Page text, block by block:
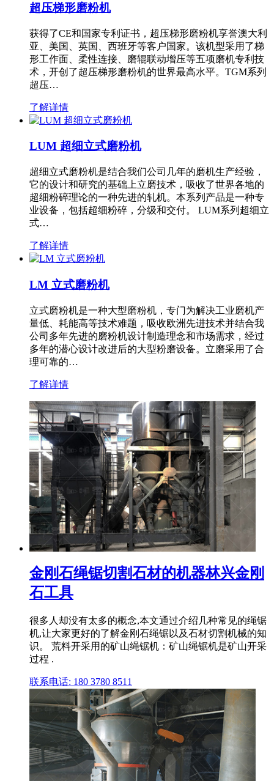
超压梯形磨粉机
获得了CE和国家专利证书，超压梯形磨粉机享誉澳大利
亚、美国、英国、西班牙等客户国家。该机型采用了梯
形工作面、柔性连接、磨辊联动增压等五项磨机专利技
术，开创了超压梯形磨粉机的世界最高水平。TGM系列
超压…
了解详情
LUM 超细立式磨粉机
超细立式磨粉机是结合我们公司几年的磨机生产经验，
它的设计和研究的基础上立磨技术，吸收了世界各地的
超细粉碎理论的一种先进的轧机。本系列产品是一种专
业设备，包括超细粉碎，分级和交付。 LUM系列超细立
式…
了解详情
LM 立式磨粉机
立式磨粉机是一种大型磨粉机，专门为解决工业磨机产
量低、耗能高等技术难题，吸收欧洲先进技术并结合我
公司多年先进的磨粉机设计制造理念和市场需求，经过
多年的潜心设计改进后的大型粉磨设备。立磨采用了合
理可靠的…
了解详情
金刚石绳锯切割石材的机器林兴金刚
石工具
很多人却没有太多的概念,本文通过介绍几种常见的绳锯
机,让大家更好的了解金刚石绳锯以及石材切割机械的知
识。 荒料开采用的矿山绳锯机：矿山绳锯机是矿山开采
过程 .
联系电话: 180 3780 8511